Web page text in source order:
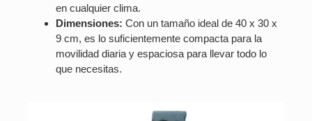
en cualquier clima.
Dimensiones: Con un tamaño ideal de 40 x 30 x
9 cm, es lo suficientemente compacta para la
movilidad diaria y espaciosa para llevar todo lo
que necesitas.